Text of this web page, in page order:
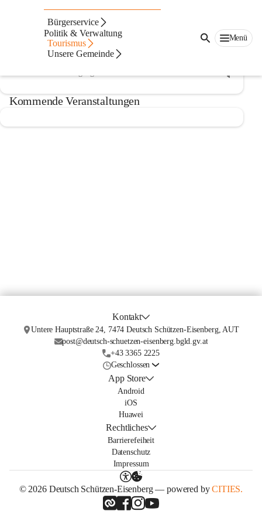
Bürgerservice
Politik & Verwaltung
Tourismus
Unsere Gemeinde
Menü
Heuriger
Veranstaltungskalender
Kommende Veranstaltungen
Kontakt
Untere Hauptstraße 24, 7474 Deutsch Schützen-Eisenberg, AUT
post@deutsch-schuetzen-eisenberg.bgld.gv.at
+43 3365 2225
Geschlossen
App Store
Android
iOS
Huawei
Rechtliches
Barrierefeiheit
Datenschutz
Impressum
© 2026 Deutsch Schützen-Eisenberg — powered byCITIES.